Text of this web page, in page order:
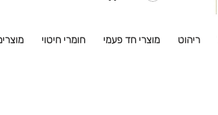
ריהוט מוצרי חד פעמי חומרי חיטוי